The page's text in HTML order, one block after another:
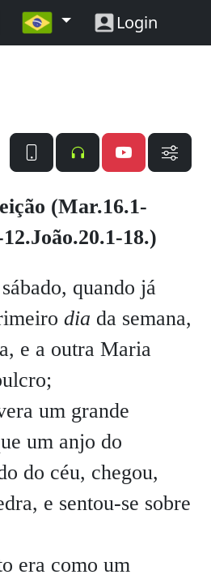
Login
(Mar.16.1-
18.)
quando já
dia da semana,
e a outra Maria
um grande
um anjo do
do céu, chegou,
e sentou-se sobre
era como um